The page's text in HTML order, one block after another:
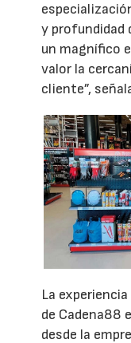
y profundidad
un magnífico
valor la
cliente”,
La
de Cadena88
desde la